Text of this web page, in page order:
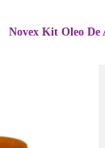
Novex Kit Oleo De